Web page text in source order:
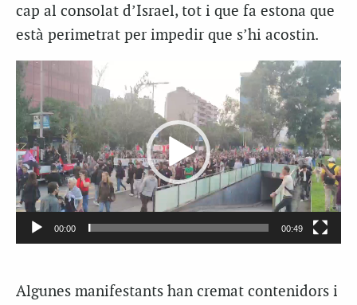
cap al consolat d’Israel, tot i que fa estona que
està perimetrat per impedir que s’hi acostin.
Reproductor
de
vídeo
00:00 00:49
Algunes manifestants han cremat contenidors i